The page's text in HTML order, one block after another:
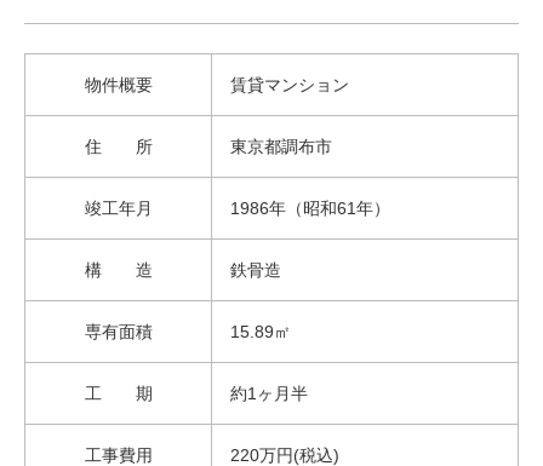
物件概要 賃貸マンション
住 所 東京都調布市
竣工年月 1986年（昭和61年）
構 造 鉄骨造
専有面積 15.89㎡
工 期 約1ヶ月半
工事費用 220万円(税込)